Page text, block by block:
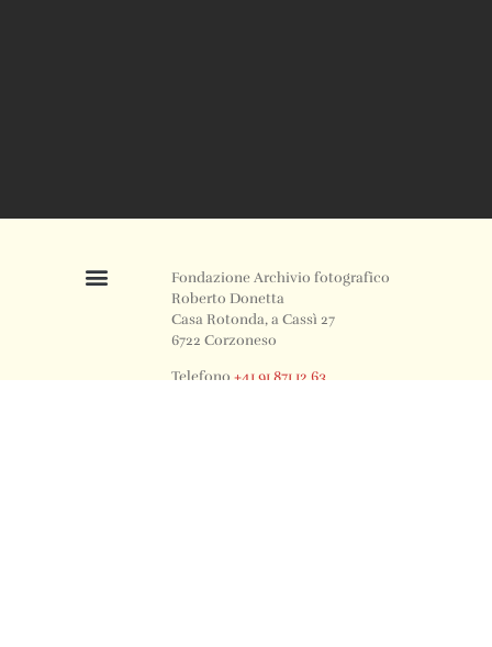
Fondazione Archivio fotografico
Roberto Donetta
Casa Rotonda, a Cassì 27
6722 Corzoneso
Telefono+41 91 871 12 63